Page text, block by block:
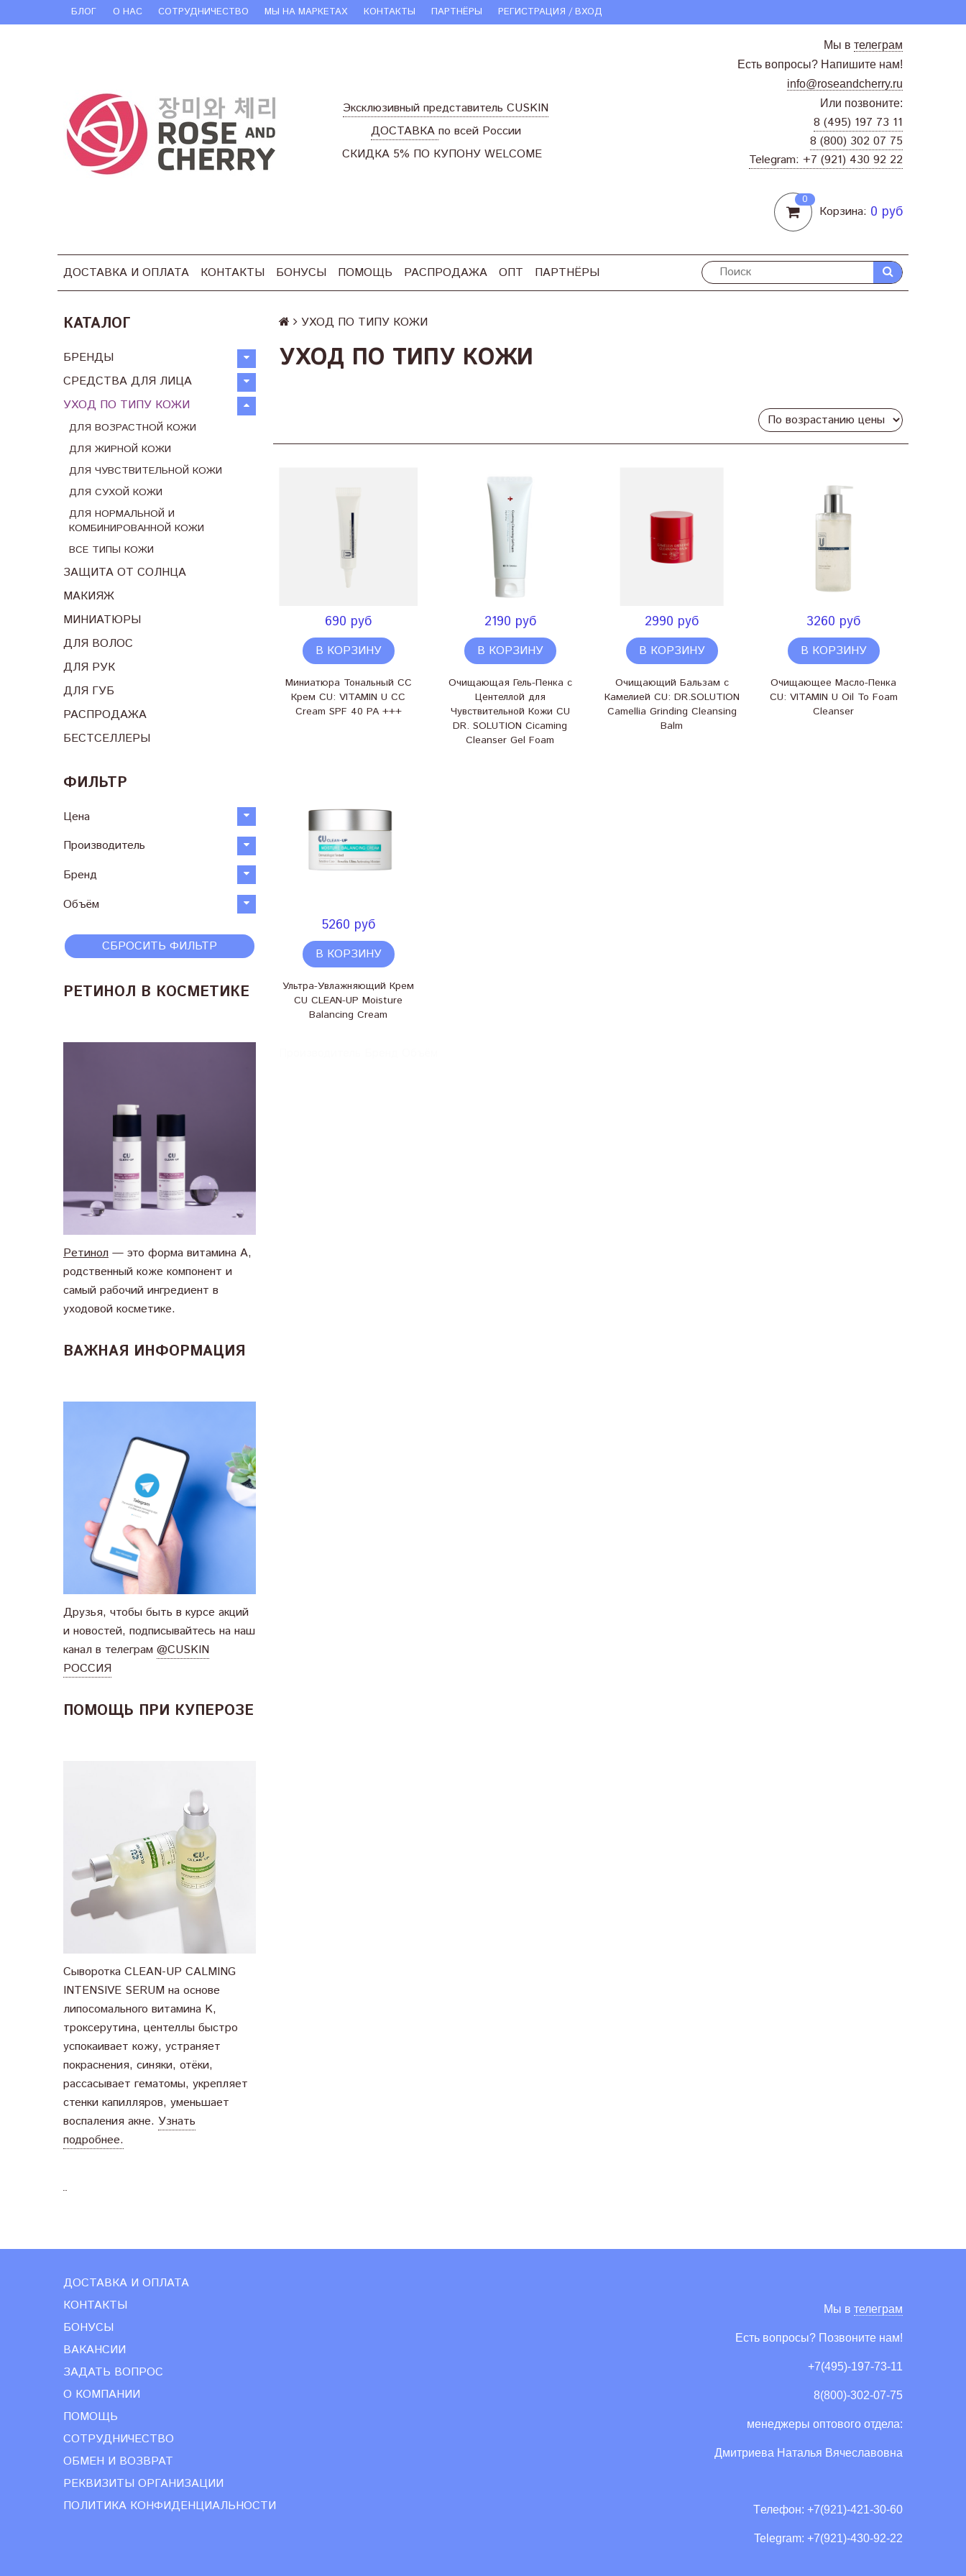
БЛОГ О НАС СОТРУДНИЧЕСТВО МЫ НА МАРКЕТАХ КОНТАКТЫ ПАРТНЁРЫ РЕГИСТРАЦИЯ / ВХОД
Эксклюзивный представитель CUSKIN
ДОСТАВКА по всей России
СКИДКА 5% ПО КУПОНУ WELCOME
Мы в телеграм
Есть вопросы? Напишите нам!
info@roseandcherry.ru
Или позвоните:
8 (495) 197 73 11
8 (800) 302 07 75
Telegram: +7 (921) 430 92 22
0
Корзина: 0 руб
ДОСТАВКА И ОПЛАТА КОНТАКТЫ БОНУСЫ ПОМОЩЬ РАСПРОДАЖА ОПТ ПАРТНЁРЫ
КАТАЛОГ
БРЕНДЫ
СРЕДСТВА ДЛЯ ЛИЦА
УХОД ПО ТИПУ КОЖИ
ДЛЯ ВОЗРАСТНОЙ КОЖИ
ДЛЯ ЖИРНОЙ КОЖИ
ДЛЯ ЧУВСТВИТЕЛЬНОЙ КОЖИ
ДЛЯ СУХОЙ КОЖИ
ДЛЯ НОРМАЛЬНОЙ И
КОМБИНИРОВАННОЙ КОЖИ
ВСЕ ТИПЫ КОЖИ
ЗАЩИТА ОТ СОЛНЦА
МАКИЯЖ
МИНИАТЮРЫ
ДЛЯ ВОЛОС
ДЛЯ РУК
ДЛЯ ГУБ
РАСПРОДАЖА
БЕСТСЕЛЛЕРЫ
ФИЛЬТР
Цена
Производитель
Бренд
Объём
СБРОСИТЬ ФИЛЬТР
РЕТИНОЛ В КОСМЕТИКЕ
Ретинол — это форма витамина А,
родственный коже компонент и
самый рабочий ингредиент в
уходовой косметике.
ВАЖНАЯ ИНФОРМАЦИЯ
Друзья, чтобы быть в курсе акций
и новостей, подписывайтесь на наш
канал в телеграм @CUSKIN
РОССИЯ
ПОМОЩЬ ПРИ КУПЕРОЗЕ
Сыворотка CLEAN-UP CALMING
INTENSIVE SERUM на основе
липосомального витамина K,
троксерутина, центеллы быстро
успокаивает кожу, устраняет
покраснения, синяки, отёки,
рассасывает гематомы, укрепляет
стенки капилляров, уменьшает
воспаления акне. Узнать
подробнее.
УХОД ПО ТИПУ КОЖИ
УХОД ПО ТИПУ КОЖИ
690 руб
В КОРЗИНУ
Миниатюра Тональный СС
Крем CU: VITAMIN U CC
Cream SPF 40 PA +++
2190 руб
В КОРЗИНУ
Очищающая Гель-Пенка с
Центеллой для
Чувствительной Кожи CU
DR. SOLUTION Cicaming
Cleanser Gel Foam
2990 руб
В КОРЗИНУ
Очищающий Бальзам с
Камелией CU: DR.SOLUTION
Camellia Grinding Cleansing
Balm
3260 руб
В КОРЗИНУ
Очищающее Масло-Пенка
CU: VITAMIN U Oil To Foam
Cleanser
5260 руб
В КОРЗИНУ
Ультра-Увлажняющий Крем
CU CLEAN-UP Moisture
Balancing Cream
ДОСТАВКА И ОПЛАТА
КОНТАКТЫ
БОНУСЫ
ВАКАНСИИ
ЗАДАТЬ ВОПРОС
О КОМПАНИИ
ПОМОЩЬ
СОТРУДНИЧЕСТВО
ОБМЕН И ВОЗВРАТ
РЕКВИЗИТЫ ОРГАНИЗАЦИИ
ПОЛИТИКА КОНФИДЕНЦИАЛЬНОСТИ
Мы в телеграм
Есть вопросы? Позвоните нам!
+7(495)-197-73-11
8(800)-302-07-75
менеджеры оптового отдела:
Дмитриева Наталья Вячеславовна
Tелефон: +7(921)-421-30-60
Telegram: +7(921)-430-92-22